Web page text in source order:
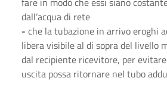
dall’acqua di rete
- che la tubazione in arrivo eroghi
libera visibile al di sopra del livello
dal recipiente ricevitore, per evitare
uscita possa ritornare nel tubo